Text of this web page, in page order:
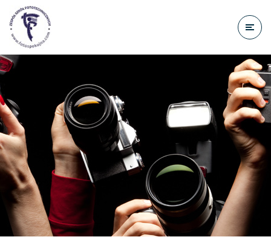
treści